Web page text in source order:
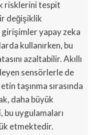
risklerini tespit
değişiklik
yapay zeka
kullanırken, bu
azaltabilir. Akıllı
sensörlerle de
taşınma sırasında
daha büyük
bu uygulamaları
etmektedir.